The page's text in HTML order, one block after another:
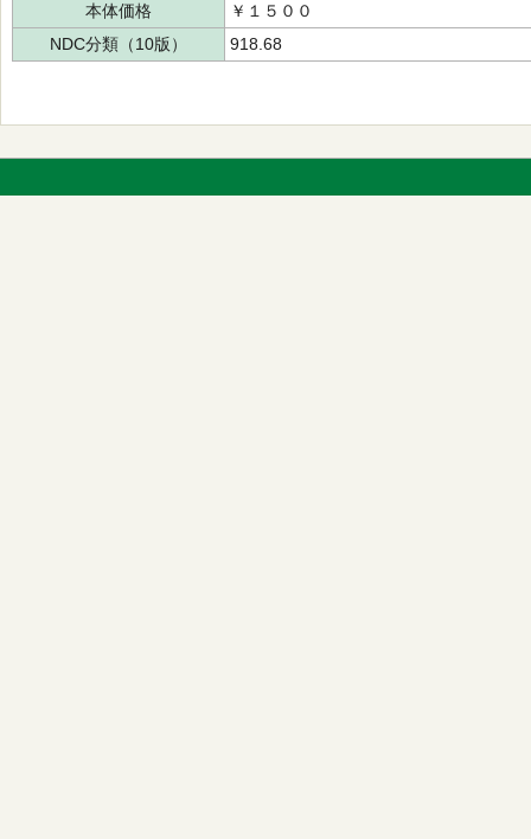
本体価格
￥１５００
NDC分類（10版）
918.68